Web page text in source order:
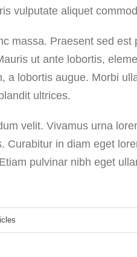
vulputate aliquet
massa. Praesent sed
ut ante lobortis,
a lobortis augue. Morbi
ultrices.
velit. Vivamus urna
Curabitur in diam eget
pulvinar nibh eget